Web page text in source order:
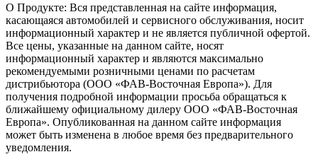
О Продукте: Вся представленная на сайте информация,
касающаяся автомобилей и сервисного обслуживания, носит
информационный характер и не является публичной офертой.
Все цены, указанные на данном сайте, носят
информационный характер и являются максимально
рекомендуемыми розничными ценами по расчетам
дистрибьютора (ООО «ФАВ-Восточная Европа»). Для
получения подробной информации просьба обращаться к
ближайшему официальному дилеру ООО «ФАВ-Восточная
Европа». Опубликованная на данном сайте информация
может быть изменена в любое время без предварительного
уведомления.